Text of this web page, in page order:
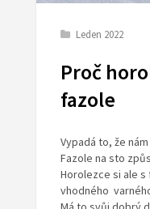
Leden 2022
Proč
fazole
Vypadá to, že
Fazole na sto
Horolezce si ale
vhodného